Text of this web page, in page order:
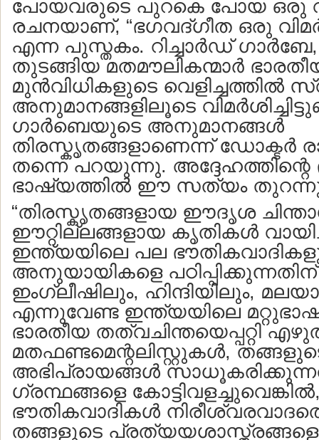
പോയവരുടെ പുറകെ പോയ ഒരു
രചനയാണ്, “ഭഗവദ്ഗീത ഒരു
എന്ന പുസ്തകം. റിച്ചാര്‍ഡ്
തുടങ്ങിയ മതമൗലികന്മാര്‍
മുന്‍വിധികളുടെ വെളിച്ചത്തില്‍
അനുമാനങ്ങളിലൂടെ
ഗാര്‍ബെയുടെ അനുമാനങ്ങള്‍
തിരസ്കൃതങ്ങളാണെന്ന് ഡോക്ടര്‍
തന്നെ പറയുന്നു. അദ്ദേഹത്തിന്റെ
ഭാഷ്യത്തില്‍ ഈ സത്യം
“തിരസ്കൃതങ്ങളായ ഈദൃശ
ഈറ്റില്ലങ്ങളായ കൃതികള്‍
ഇന്ത്യയിലെ പല
അനുയായികളെ പഠിപ്പിക്കുന്നതിന്
ഇംഗ്ലീഷിലും, ഹിന്ദിയിലും,
എന്നുവേണ്ട ഇന്ത്യയിലെ
ഭാരതീയ തത്വചിന്തയെപ്പറ്റി
മതഫണ്ടമെന്റലിസ്റ്റുകള്‍,
അഭിപ്രായങ്ങള്‍
ഗ്രന്ഥങ്ങളെ
ഭൗതികവാദികള്‍
തങ്ങളുടെ